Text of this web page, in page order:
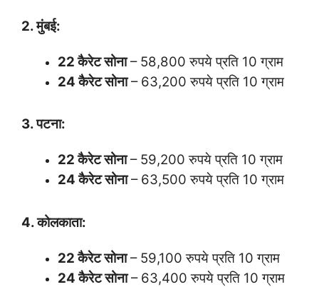
2. मुंबई:
22 कैरेट सोना– 58,800 रुपये प्रति 10 ग्राम
24 कैरेट सोना– 63,200 रुपये प्रति 10 ग्राम
3. पटना:
22 कैरेट सोना– 59,200 रुपये प्रति 10 ग्राम
24 कैरेट सोना– 63,500 रुपये प्रति 10 ग्राम
4. कोलकाता:
22 कैरेट सोना– 59,100 रुपये प्रति 10 ग्राम
24 कैरेट सोना– 63,400 रुपये प्रति 10 ग्राम